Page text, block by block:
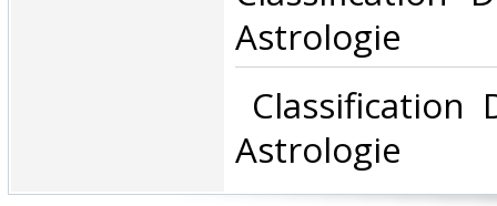
Astrologie‎
Classification
Astrologie‎